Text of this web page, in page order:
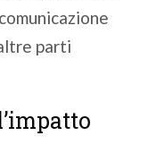
parti